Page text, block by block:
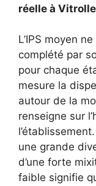
réelle à
L’IPS moyen
complété par
pour chaque
mesure la
autour de la
renseigne sur
une grande
d’une forte
faible signifie